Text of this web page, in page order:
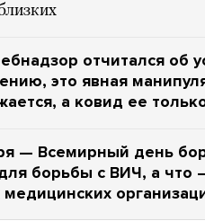
отчитался об
это явная
а ковид ее
— Всемирный день
борьбы с ВИЧ, а что
медицинских